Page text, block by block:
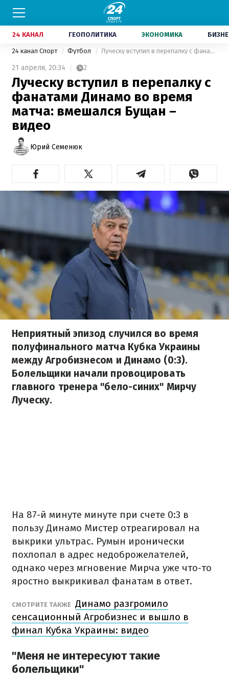
24 КАНАЛ ГЕОПОЛИТИКА ЭКОНОМИКА
24 канал Спорт Футбол Луческу вступил в перепалку с фанатами Динамо во время матча: вмешался Бущан – видео
21 апреля, 20:34 2
Луческу вступил в перепалку с
фанатами Динамо во время
матча: вмешался Бущан –
видео
Юрий Семенюк
Неприятный эпизод случился во время
полуфинального матча Кубка Украины
между Агробизнесом и Динамо (0:3).
Болельщики начали провоцировать
главного тренера "бело-синих" Мирчу
Луческу.
На 87-й минуте минуте при счете 0:3 в
пользу Динамо Мистер отреагировал на
выкрики ультрас. Румын иронически
похлопал в адрес недоброжелателей,
однако через мгновение Мирча уже что-то
яростно выкрикивал фанатам в ответ.
СМОТРИТЕ ТАКЖЕ Динамо разгромило
сенсационный Агробизнес и вышло в
финал Кубка Украины: видео
"Меня не интересуют такие
болельщики"